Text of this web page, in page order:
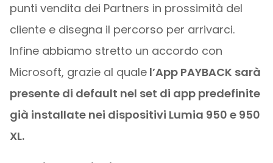
punti vendita dei Partners in prossimità del
cliente e disegna il percorso per arrivarci.
Infine abbiamo stretto un accordo con
Microsoft, grazie al qualel’App PAYBACK sarà
presente di default nel set di app predefinite
già installate nei dispositivi Lumia 950 e 950
XL.